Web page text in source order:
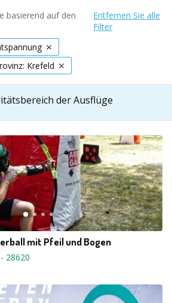
basierend auf den
Entfernen Sie alle
Filter
Krefeld
der Ausflüge
mit Pfeil und Bogen
28620